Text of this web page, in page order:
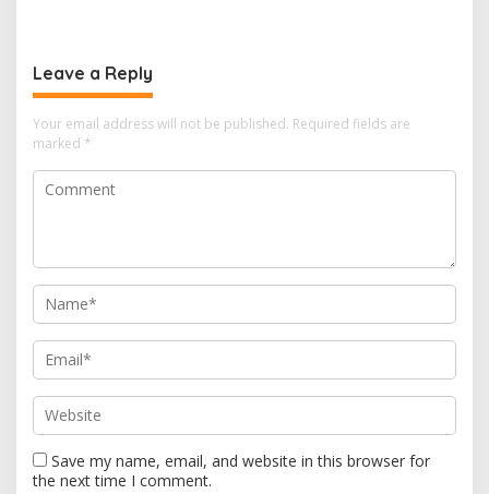
Leave a Reply
Your email address will not be published. Required fields are
marked *
Save my name, email, and website in this browser for
the next time I comment.